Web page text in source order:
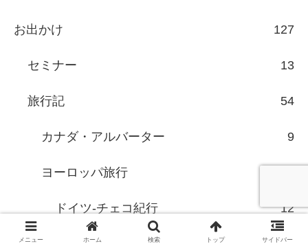
お出かけ 127
セミナー 13
旅行記 54
カナダ・アルバーター 9
ヨーロッパ旅行
ドイツ-チェコ紀行 12
清里高原紀行 3
メニュー ホーム 検索 トップ サイドバー